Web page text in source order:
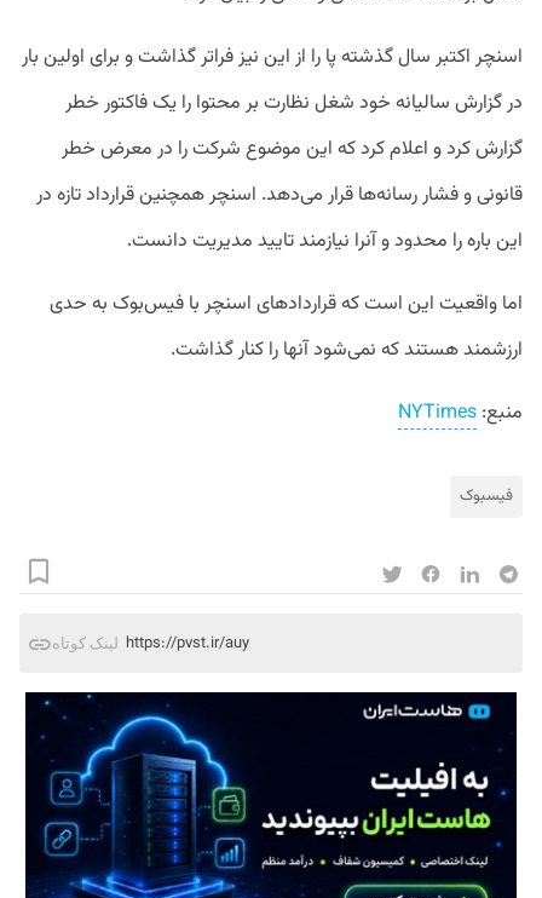
اسنچر اکتبر سال گذشته پا را از این نیز فراتر گذاشت و برای اولین بار
در گزارش سالیانه خود شغل نظارت بر محتوا را یک فاکتور خطر
گزارش کرد و اعلام کرد که این موضوع شرکت را در معرض خطر
قانونی و فشار رسانه‌ها قرار می‌دهد. اسنچر همچنین قرارداد تازه در
این باره را محدود و آنرا نیازمند تایید مدیریت دانست.
اما واقعیت این است که قراردادهای اسنچر با فیس‌بوک به حدی
ارزشمند هستند که نمی‌شود آنها را کنار گذاشت.
منبع: NYTimes
فیسبوک
لینک کوتاه https://pvst.ir/auy